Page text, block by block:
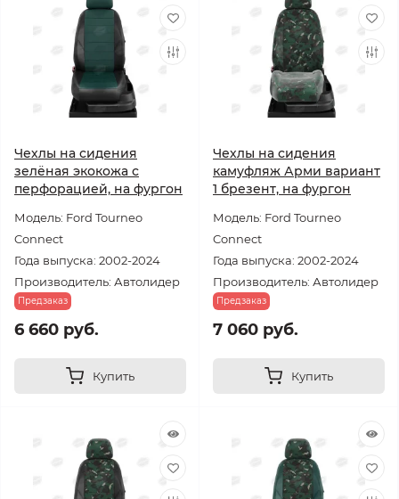
Чехлы на сидения
зелёная экокожа с
перфорацией, на фургон
Модель: Ford Tourneo
Connect
Года выпуска: 2002-2024
Производитель: Автолидер
Предзаказ
6 660 руб.
Купить
Чехлы на сидения
камуфляж Арми вариант
1 брезент, на фургон
Модель: Ford Tourneo
Connect
Года выпуска: 2002-2024
Производитель: Автолидер
Предзаказ
7 060 руб.
Купить